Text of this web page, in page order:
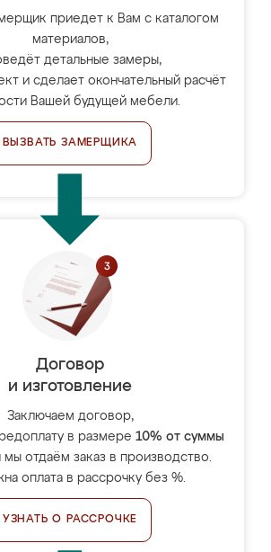
приедет к Вам с каталогом
материалов,
детальные замеры,
и сделает окончательный расчёт
Вашей будущей мебели.
ВЫЗВАТЬ ЗАМЕРЩИКА
Договор
и изготовление
Заключаем договор,
в размере 10% от суммы
мы отдаём заказ в производство.
оплата в рассрочку без %.
УЗНАТЬ О РАССРОЧКЕ